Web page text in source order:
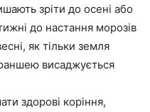
зріти до осені або
до настання морозів
як тільки земля
висаджується
здорові коріння,